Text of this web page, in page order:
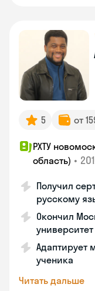
5 от
РХТУ
область) •
Получил
русскому
Окончил
Адаптирует
ученика
Читать дальше